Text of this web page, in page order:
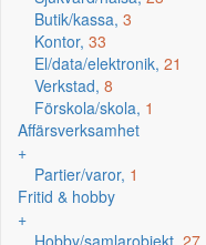
Butik/kassa, 3
Kontor, 33
El/data/elektronik, 21
Verkstad, 8
Förskola/skola, 1
Affärsverksamhet
+
Partier/varor, 1
Fritid & hobby
+
Hobby/samlarobjekt, 27